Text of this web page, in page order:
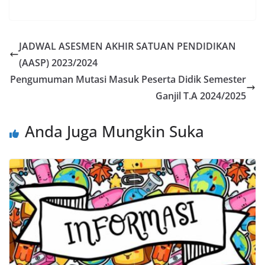
JADWAL ASESMEN AKHIR SATUAN PENDIDIKAN
(AASP) 2023/2024
Pengumuman Mutasi Masuk Peserta Didik Semester
Ganjil T.A 2024/2025
Anda Juga Mungkin Suka